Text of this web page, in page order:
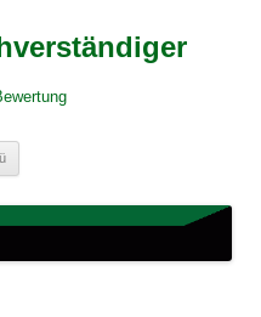
Zum
springen